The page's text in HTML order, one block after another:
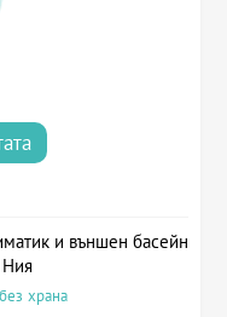
и външен басейн
Ния
храна